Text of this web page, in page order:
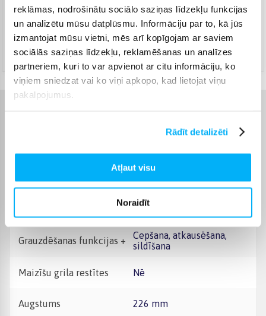
reklāmas, nodrošinātu sociālo saziņas līdzekļu funkcijas
un analizētu mūsu datplūsmu. Informāciju par to, kā jūs
izmantojat mūsu vietni, mēs arī kopīgojam ar saviem
sociālās saziņas līdzekļu, reklamēšanas un analīzes
partneriem, kuri to var apvienot ar citu informāciju, ko
viņiem sniedzat vai ko viņi apkopo, kad lietojat viņu
pakalpojumus.
Rādīt detalizēti
Atļaut visu
Noraidīt
DPD pakomāts (4,99 €)
Jautājiet
DPD kurjers (7,99 €)
Jautājiet
Metāls
Grauzdēšanas funkcijas +
Cepšana, atkausēšana,
sildīšana
Maizīšu grila restītes Nē
Augstums 226 mm